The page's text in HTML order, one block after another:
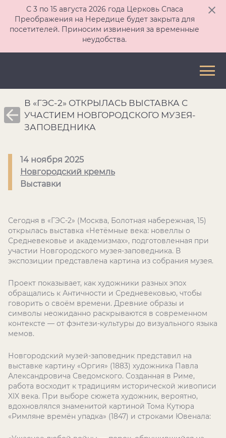
С 3 по 15 августа 2026 года Церковь Спаса
Преображения на Нередице будет закрыта для
посетителей. Приносим извинения за временные
неудобства.
В «ГЭС-2» ОТКРЫЛАСЬ ВЫСТАВКА С
УЧАСТИЕМ НОВГОРОДСКОГО МУЗЕЯ-
ЗАПОВЕДНИКА
14 ноября 2025
Новгородский кремль
Выставки
Сегодня в «ГЭС-2» (Москва, Болотная набережная, 15)
открылась выставка «Нетёмные века: новеллы о
Средневековье и академизмах», подготовленная при
участии Новгородского музея-заповедника. В
экспозиции представлена картина из собрания музея.
Проект показывает, как художники разных эпох
обращались к Античности и Средневековью, чтобы
говорить о своём времени. Древние образы и
символы неожиданно раскрываются в современном
контексте — от фэнтези-культуры до визуального языка
мемов.
Новгородский музей-заповедник представил на
выставке картину «Оргия» (1883) художника Павла
Александровича Сведомского. Созданная в Риме,
работа восходит к традициям исторической живописи
XIX века. При выборе сюжета художник, вероятно,
вдохновлялся знаменитой картиной Тома Кутюра
«Римляне времён упадка» (1847) и строками Ювенала: